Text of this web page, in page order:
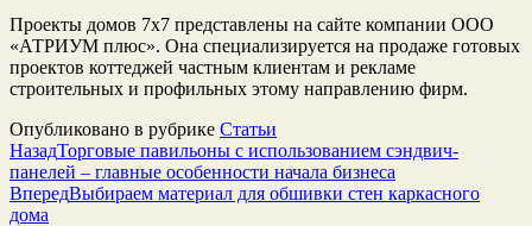
Проекты домов 7х7 представлены на сайте компании ООО
«АТРИУМ плюс». Она специализируется на продаже готовых
проектов коттеджей частным клиентам и рекламе
строительных и профильных этому направлению фирм.
Опубликовано в рубрике Статьи
НазадТорговые павильоны с использованием сэндвич-
панелей – главные особенности начала бизнеса
ВпередВыбираем материал для обшивки стен каркасного
дома